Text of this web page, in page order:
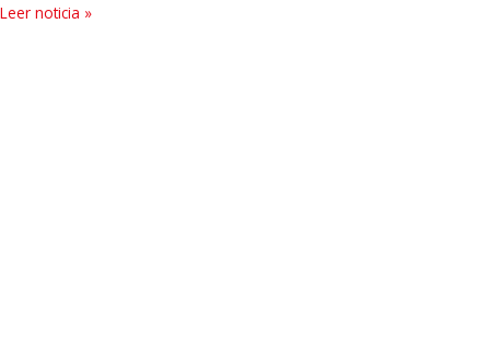
Leer noticia »